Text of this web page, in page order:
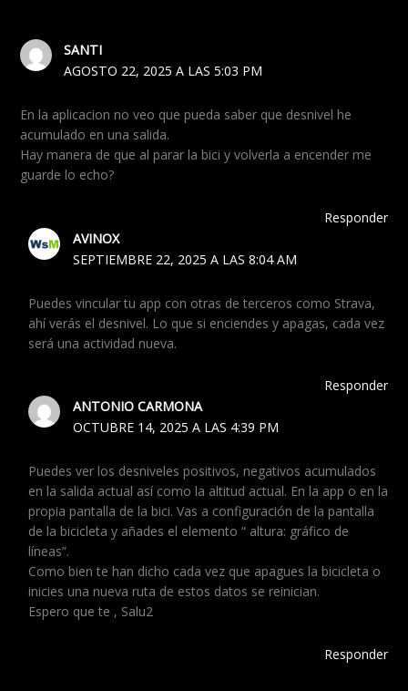
SANTI
AGOSTO 22, 2025 A LAS 5:03 PM
En la aplicacion no veo que pueda saber que desnivel he
acumulado en una salida.
Hay manera de que al parar la bici y volverla a encender me
guarde lo echo?
Responder
AVINOX
SEPTIEMBRE 22, 2025 A LAS 8:04 AM
Puedes vincular tu app con otras de terceros como Strava,
ahí verás el desnivel. Lo que si enciendes y apagas, cada vez
será una actividad nueva.
Responder
ANTONIO CARMONA
OCTUBRE 14, 2025 A LAS 4:39 PM
Puedes ver los desniveles positivos, negativos acumulados
en la salida actual así como la altitud actual. En la app o en la
propia pantalla de la bici. Vas a configuración de la pantalla
de la bicicleta y añades el elemento “ altura: gráfico de
líneas”.
Como bien te han dicho cada vez que apagues la bicicleta o
inicies una nueva ruta de estos datos se reinician.
Espero que te , Salu2
Responder